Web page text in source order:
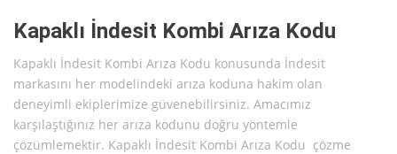
Kapaklı İndesit Kombi Arıza Kodu
Kapaklı İndesit Kombi Arıza Kodu konusunda İndesit
markasını her modelindeki arıza koduna hakim olan
deneyimli ekiplerimize güvenebilirsiniz. Amacımız
karşılaştığınız her arıza kodunu doğru yöntemle
çözümlemektir. Kapaklı İndesit Kombi Arıza Kodu çözme